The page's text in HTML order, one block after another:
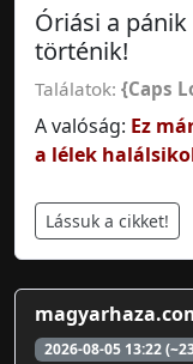
Óriási a pánik
történik!
Találatok: {Caps
A valóság: Ez
a lélek
Lássuk a cikket!
2026-08-05 13:22